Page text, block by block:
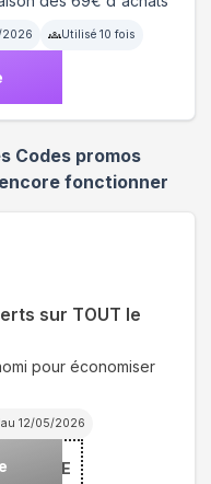
2026 Utilisé 10 fois
Codes promos
fonctionner
sur TOUT le
pour économiser
12/05/2026